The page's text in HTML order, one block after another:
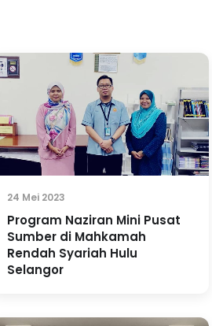
24 Mei 2023
Program Naziran Mini Pusat
Sumber di Mahkamah
Rendah Syariah Hulu
Selangor